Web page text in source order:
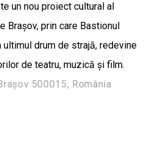
un nou proiect cultural al
Brașov, prin care Bastionul
drum de strajă, redevine
de teatru, muzică și film.
500015, România